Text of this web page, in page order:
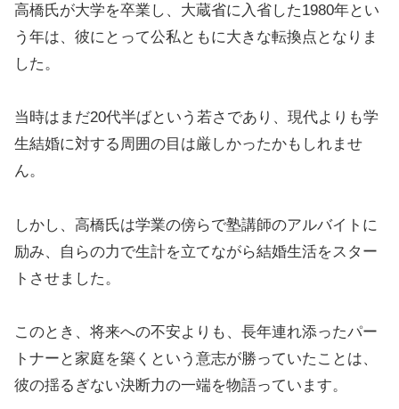
高橋氏が大学を卒業し、大蔵省に入省した1980年とい
う年は、彼にとって公私ともに大きな転換点となりま
した。
当時はまだ20代半ばという若さであり、現代よりも学
生結婚に対する周囲の目は厳しかったかもしれませ
ん。
しかし、高橋氏は学業の傍らで塾講師のアルバイトに
励み、自らの力で生計を立てながら結婚生活をスター
トさせました。
このとき、将来への不安よりも、長年連れ添ったパー
トナーと家庭を築くという意志が勝っていたことは、
彼の揺るぎない決断力の一端を物語っています。